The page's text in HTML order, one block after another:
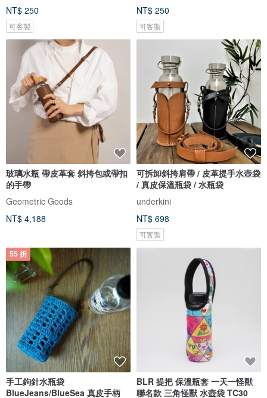
NT$ 250
可客製
NT$ 250
可客製
玻璃水瓶 帶皮革套 斜挎包或帶扣
的手帶
Geometric Goods
NT$ 4,188
可拆卸斜挎肩帶 / 皮革提手水壺袋
/ 真皮保溫瓶袋 / 水瓶袋
underkini
NT$ 698
可客製
55 折
手工鉤針水瓶袋
BlueJeans/BlueSea 真皮手柄
BLR 提把 保溫瓶套 一天一怪獸
聯名款 三角怪獸 水壺袋 TC30